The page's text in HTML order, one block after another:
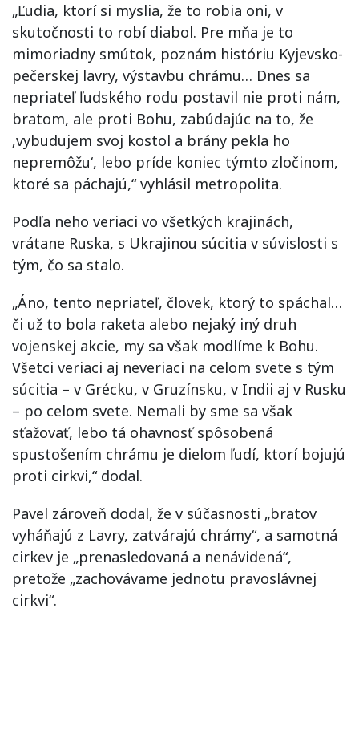
„Ľudia, ktorí si myslia, že to robia oni, v
skutočnosti to robí diabol. Pre mňa je to
mimoriadny smútok, poznám históriu Kyjevsko-
pečerskej lavry, výstavbu chrámu… Dnes sa
nepriateľ ľudského rodu postavil nie proti nám,
bratom, ale proti Bohu, zabúdajúc na to, že
‚vybudujem svoj kostol a brány pekla ho
nepremôžu‘, lebo príde koniec týmto zločinom,
ktoré sa páchajú,“ vyhlásil metropolita.
Podľa neho veriaci vo všetkých krajinách,
vrátane Ruska, s Ukrajinou súcitia v súvislosti s
tým, čo sa stalo.
„Áno, tento nepriateľ, človek, ktorý to spáchal…
či už to bola raketa alebo nejaký iný druh
vojenskej akcie, my sa však modlíme k Bohu.
Všetci veriaci aj neveriaci na celom svete s tým
súcitia – v Grécku, v Gruzínsku, v Indii aj v Rusku
– po celom svete. Nemali by sme sa však
sťažovať, lebo tá ohavnosť spôsobená
spustošením chrámu je dielom ľudí, ktorí bojujú
proti cirkvi,“ dodal.
Pavel zároveň dodal, že v súčasnosti „bratov
vyháňajú z Lavry, zatvárajú chrámy“, a samotná
cirkev je „prenasledovaná a nenávidená“,
pretože „zachovávame jednotu pravoslávnej
cirkvi“.